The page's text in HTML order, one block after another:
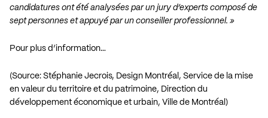
candidatures ont été analysées par un jury d’experts composé de
sept personnes et appuyé par un conseiller professionnel. »
Pour plus d’information…
(Source: Stéphanie Jecrois, Design Montréal, Service de la mise
en valeur du territoire et du patrimoine, Direction du
développement économique et urbain, Ville de Montréal)